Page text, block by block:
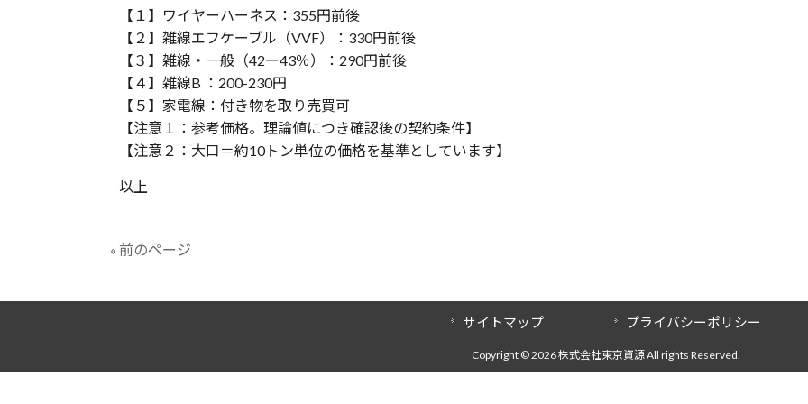
【１】ワイヤーハーネス：355円前後
【２】雑線エフケーブル（VVF）：330円前後
【３】雑線・一般（42ー43％）：290円前後
【４】雑線B ：200-230円
【５】家電線：付き物を取り売買可
【注意１：参考価格。理論値につき確認後の契約条件】
【注意２：大口＝約10トン単位の価格を基準としています】
以上
« 前のページ
サイトマップ プライバシーポリシー
Copyright © 2026 株式会社東京資源 All rights Reserved.